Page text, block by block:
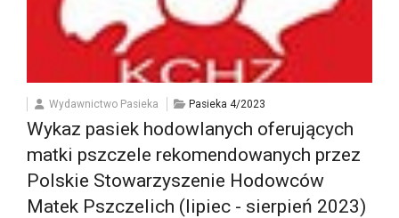
Wydawnictwo Pasieka Pasieka 4/2023
Wykaz pasiek hodowlanych oferujących
matki pszczele rekomendowanych przez
Polskie Stowarzyszenie Hodowców
Matek Pszczelich (lipiec - sierpień 2023)